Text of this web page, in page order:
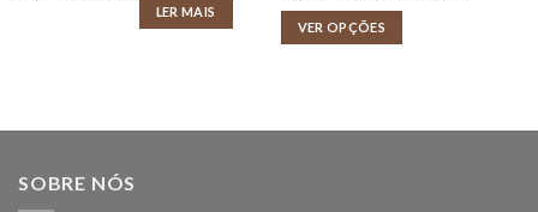
LER MAIS
0,80 €
VER OPÇÕES
SOBRE NÓS